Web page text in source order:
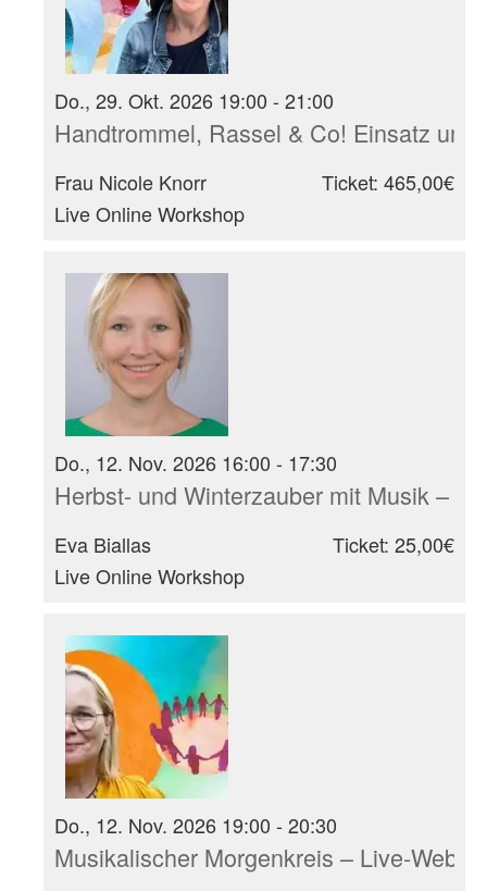
Do., 29. Okt. 2026 19:00 - 21:00
Handtrommel, Rassel & Co! Einsatz
Frau Nicole Knorr
Live Online Workshop
Ticket: 465,00€
Do., 12. Nov. 2026 16:00 - 17:30
Herbst- und Winterzauber mit Musik –
Eva Biallas
Live Online Workshop
Ticket: 25,00€
Do., 12. Nov. 2026 19:00 - 20:30
Musikalischer Morgenkreis – Live-